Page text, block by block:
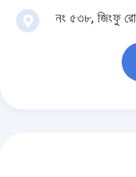
সীম ওয়েল্ডিং মেশিন
রোবোটিক স্পট
নং ৫৩৮, জিংফু